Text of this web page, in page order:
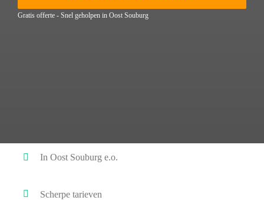
Gratis offerte - Snel geholpen in Oost Souburg
In Oost Souburg e.o.
Scherpe tarieven